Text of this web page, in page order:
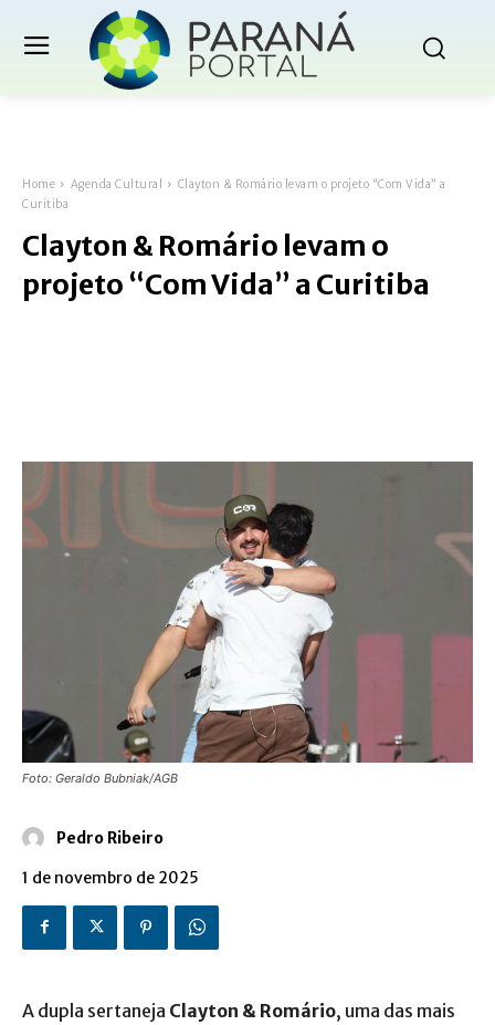
Home Agenda Cultural
Clayton & Romário levam o projeto “Com Vida” a
Curitiba
Clayton & Romário levam o
projeto “Com Vida” a Curitiba
Foto: Geraldo Bubniak/AGB
Pedro Ribeiro
1 de novembro de 2025
A dupla sertaneja Clayton & Romário, uma das mais